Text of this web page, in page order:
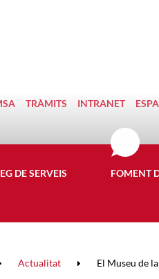
TRÀMITS INTRANET
DE SERVEIS FOMENT
Actualitat El Museu de